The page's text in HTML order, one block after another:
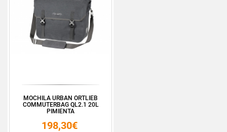
MOCHILA URBAN ORTLIEB
COMMUTERBAG QL2.1 20L
PIMIENTA
198,30€